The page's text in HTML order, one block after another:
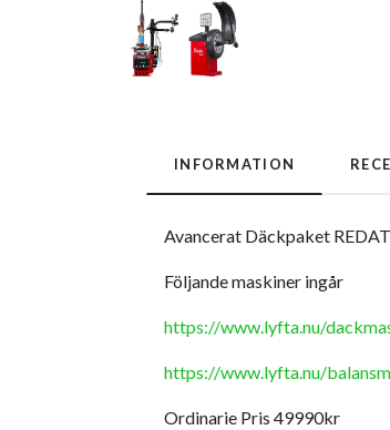
INFORMATION
Avancerat Däckpaket
Följande maskiner ingår
https://www.lyfta.nu/
https://www.lyfta.nu/
Ordinarie Pris 49990kr